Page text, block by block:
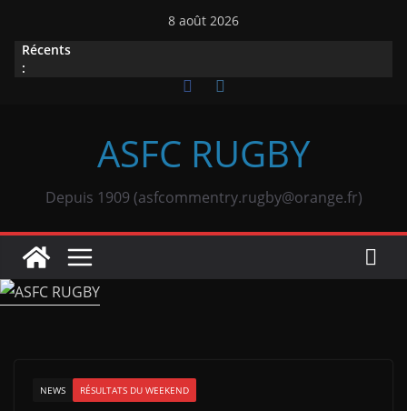
contenu
8 août 2026
Récents
:
ASFC RUGBY
Depuis 1909 (asfcommentry.rugby@orange.fr)
NEWS RÉSULTATS DU WEEKEND